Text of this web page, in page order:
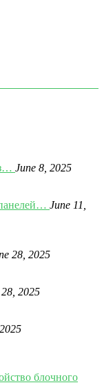
June 8, 2025
June 11,
28, 2025
2025
блочного